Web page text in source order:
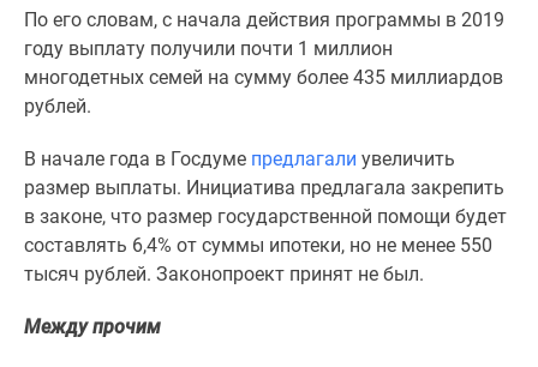
комнатные
Военная
ипотека
Новостройки
Санкт-
Петербурга
Видеообзор
новостроек
ипотека
По его словам, с начала действия программы в 2019
году выплату получили почти 1 миллион
многодетных семей на сумму более 435 миллиардов
рублей.
В начале года в Госдуме предлагали увеличить
размер выплаты. Инициатива предлагала закрепить
в законе, что размер государственной помощи будет
составлять 6,4% от суммы ипотеки, но не менее 550
тысяч рублей. Законопроект принят не был.
Между прочим